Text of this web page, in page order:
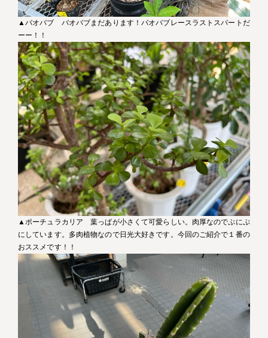
▲バオバブ バオバブまだあります！バオバブレースラストスパートだ
ーー！！
▲ポーチュラカリア 葉っぱが小さくて可愛らしい。肉厚なのでぷにぷ
にしています。多肉植物なので日光大好きです。今回のご紹介で１番の
おススメです！！